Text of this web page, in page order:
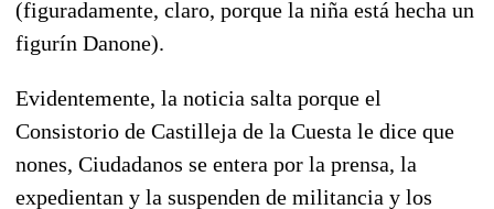
(figuradamente, claro, porque la niña está hecha un
figurín Danone).
Evidentemente, la noticia salta porque el
Consistorio de Castilleja de la Cuesta le dice que
nones, Ciudadanos se entera por la prensa, la
expedientan y la suspenden de militancia y los